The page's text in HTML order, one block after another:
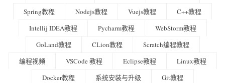
Spring教程
Nodejs教程 Vuejs教程
C++教程
Intellij IDEA教程
Pycharm教程
WebStorm教程
GoLand教程
CLion教程
Scratch编程教程
编程视频
VSCode 教程 Eclipse教程
Linux教程
Docker教程
系统安装与升级 Git教程